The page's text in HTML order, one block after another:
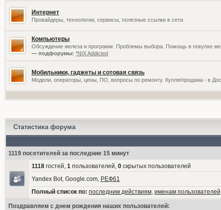
Интернет
Провайдеры, технологии, сервисы, полезные ссылки в сети.
Компьютеры
Обсуждение железа и программ. Проблемы выбора. Помощь в покупке
— подфорумы: *NIX Addicted
Мобильники, гаджеты и сотовая связь
Модели, операторы, цены, ПО, вопросы по ремонту. Купля/продажа - в
Статистика форума
1119 посетителей за последние 15 минут
1118гостей, 1пользователей, 0скрытых пользователей
Yandex Bot, Google.com, РЕФ61
Полный список по: последним действиям, именам пользователей
Поздравляем с днем рождения наших пользователей: